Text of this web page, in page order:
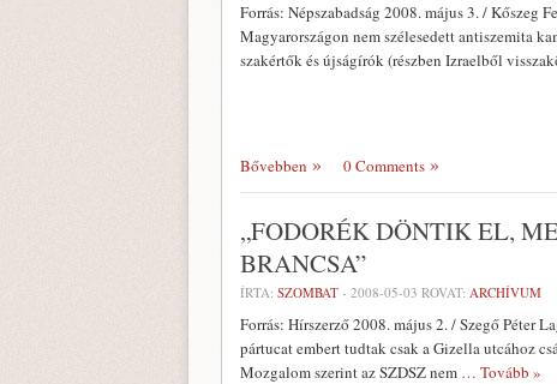
Forrás: Népszabadság 2008. május 3. / Kőszeg
Magyarországon nem szélesedett antiszemita
szakértők és újságírók (részben Izraelből
Bővebben 0 Comments
„FODORÉK DÖNTIK EL,
BRANCSA”
ÍRTA: SZOMBAT - 2008-05-03 ROVAT: ARCHÍVUM
Forrás: Hírszerző 2008. május 2. / Szegő Péter
pártucat embert tudtak csak a Gizella utcához
Mozgalom szerint az SZDSZ nem … Tovább »